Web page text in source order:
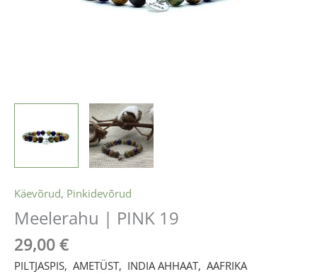
Käevõrud, Pinkidevõrud
Meelerahu | PINK 19
29,00 €
PILTJASPIS, AMETÜST, INDIA AHHAAT, AAFRIKA